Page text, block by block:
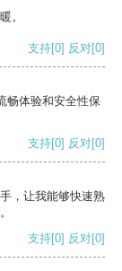
。
支持[0] 反对[0]
畅体验和安全性保
支持[0] 反对[0]
，让我能够快速熟
支持[0] 反对[0]